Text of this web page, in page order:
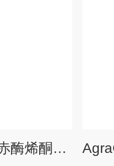
AgraQuant玉米赤酶烯酮酶联免疫检测试剂盒（COKAQ5000）